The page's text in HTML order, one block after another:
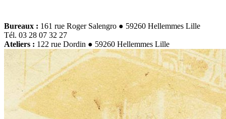
Bureaux : 161 rue Roger Salengro ● 59260 Hellemmes Lille
Tél. 03 28 07 32 27
Ateliers : 122 rue Dordin ● 59260 Hellemmes Lille